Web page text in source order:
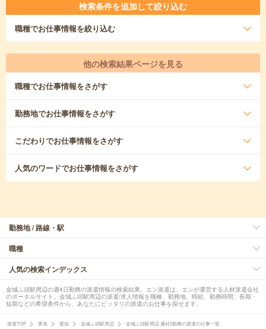
検索条件を追加して絞り込む
職種でお仕事情報を絞り込む
他の検索結果ページを見る
職種でお仕事情報をさがす
勤務地でお仕事情報をさがす
こだわりでお仕事情報をさがす
人気のワードでお仕事情報をさがす
勤務地 / 路線・駅
職種
人気の検索インデックス
金城ふ頭駅周辺の週4日勤務の派遣情報の検索結果。エン派遣は、エンが運営する人材派遣会社
のポータルサイト。金城ふ頭駅周辺の派遣/求人情報を職種、勤務地、時給、勤務時間、長期・
短期などの希望条件から、あなたにピッタリの派遣のお仕事を探せます。
派遣TOP 東海 愛知 金城ふ頭駅周辺 金城ふ頭駅周辺 週4日勤務の派遣の仕事一覧